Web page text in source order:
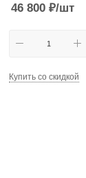
46 800 ₽/шт
Купить со скидкой